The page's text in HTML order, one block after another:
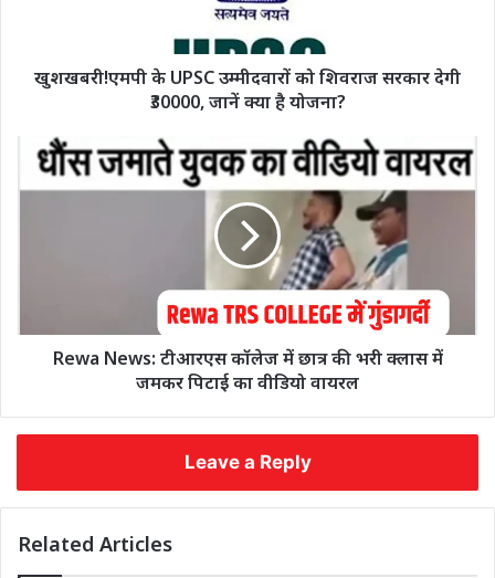
खुशखबरी!एमपी के UPSC उम्मीदवारों को शिवराज सरकार देगी
₹30000, जानें क्या है योजना?
Rewa News: टीआरएस कॉलेज में छात्र की भरी क्लास में
जमकर पिटाई का वीडियो वायरल
Leave a Reply
Related Articles